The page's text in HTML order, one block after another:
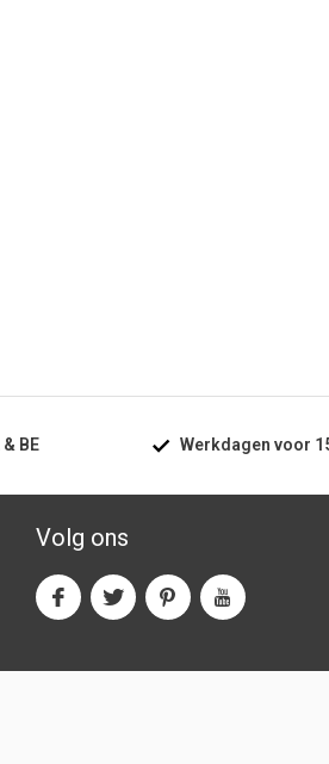
& BE Werkdagen voor
Volg ons